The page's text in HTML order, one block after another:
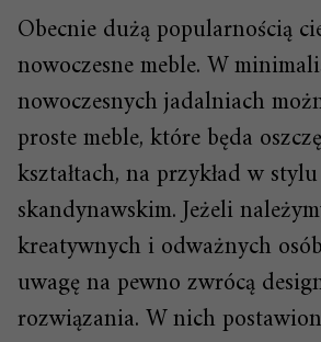
Obecnie dużą popularnością
nowoczesne meble. W
nowoczesnych jadalniach
proste meble, które będa
kształtach, na przykład w stylu
skandynawskim. Jeżeli
kreatywnych i odważnych
uwagę na pewno zwrócą
rozwiązania. W nich